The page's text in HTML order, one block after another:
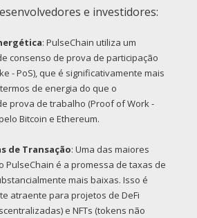
e investidores:
: PulseChain utiliza um
consenso de prova de participação
- PoS), que é significativamente mais
de energia do que o
prova de trabalho (Proof of Work -
Bitcoin e Ethereum.
de Transação: Uma das maiores
PulseChain é a promessa de taxas de
mais baixas. Isso é
atraente para projetos de DeFi
e NFTs (tokens não